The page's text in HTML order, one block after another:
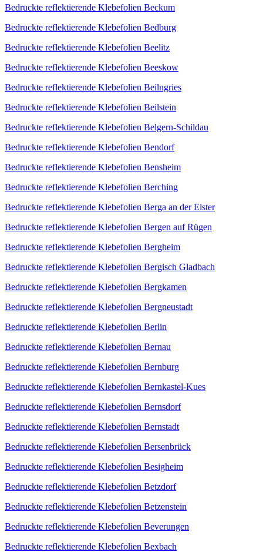
Bedruckte reflektierende Klebefolien Beckum
Bedruckte reflektierende Klebefolien Bedburg
Bedruckte reflektierende Klebefolien Beelitz
Bedruckte reflektierende Klebefolien Beeskow
Bedruckte reflektierende Klebefolien Beilngries
Bedruckte reflektierende Klebefolien Beilstein
Bedruckte reflektierende Klebefolien Belgern-Schildau
Bedruckte reflektierende Klebefolien Bendorf
Bedruckte reflektierende Klebefolien Bensheim
Bedruckte reflektierende Klebefolien Berching
Bedruckte reflektierende Klebefolien Berga an der Elster
Bedruckte reflektierende Klebefolien Bergen auf Rügen
Bedruckte reflektierende Klebefolien Bergheim
Bedruckte reflektierende Klebefolien Bergisch Gladbach
Bedruckte reflektierende Klebefolien Bergkamen
Bedruckte reflektierende Klebefolien Bergneustadt
Bedruckte reflektierende Klebefolien Berlin
Bedruckte reflektierende Klebefolien Bernau
Bedruckte reflektierende Klebefolien Bernburg
Bedruckte reflektierende Klebefolien Bernkastel-Kues
Bedruckte reflektierende Klebefolien Bernsdorf
Bedruckte reflektierende Klebefolien Bernstadt
Bedruckte reflektierende Klebefolien Bersenbrück
Bedruckte reflektierende Klebefolien Besigheim
Bedruckte reflektierende Klebefolien Betzdorf
Bedruckte reflektierende Klebefolien Betzenstein
Bedruckte reflektierende Klebefolien Beverungen
Bedruckte reflektierende Klebefolien Bexbach